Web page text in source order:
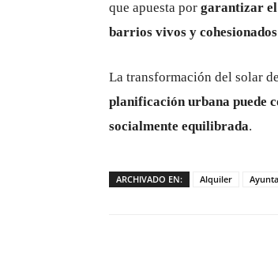
que apuesta por garantizar el
barrios vivos y cohesionados
La transformación del solar
planificación urbana puede
socialmente equilibrada.
ARCHIVADO EN: Alquiler